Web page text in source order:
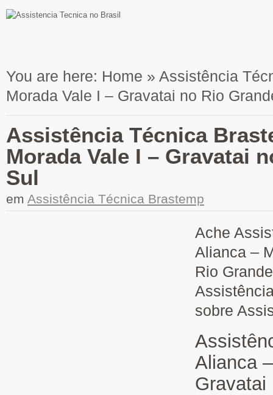
You are here: Home » Assistência
Morada Vale I – Gravatai no Rio
Assistência Técnica
Morada Vale I – Gravatai
Sul
em Assistência Técnica Brastemp
Ache
Alianca –
Rio
sobre
Alianca
Gravatai